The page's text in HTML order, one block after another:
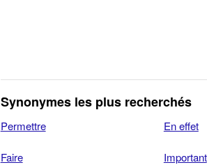
Synonymes les plus recherchés
Permettre En effet
Faire Important